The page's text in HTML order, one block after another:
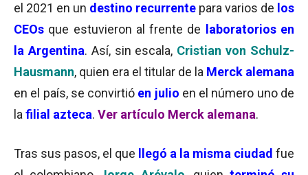
el 2021 en un destino recurrente para varios de los
CEOs que estuvieron al frente de
laboratorios en
la Argentina. Así, sin escala, Cristian von Schulz-
Hausmann, quien era el titular de la Merck alemana
en el país, se convirtió en julio en el número uno de
la filial azteca. Ver artículo Merck alemana.
Tras sus pasos, el que llegó a la misma ciudad fue